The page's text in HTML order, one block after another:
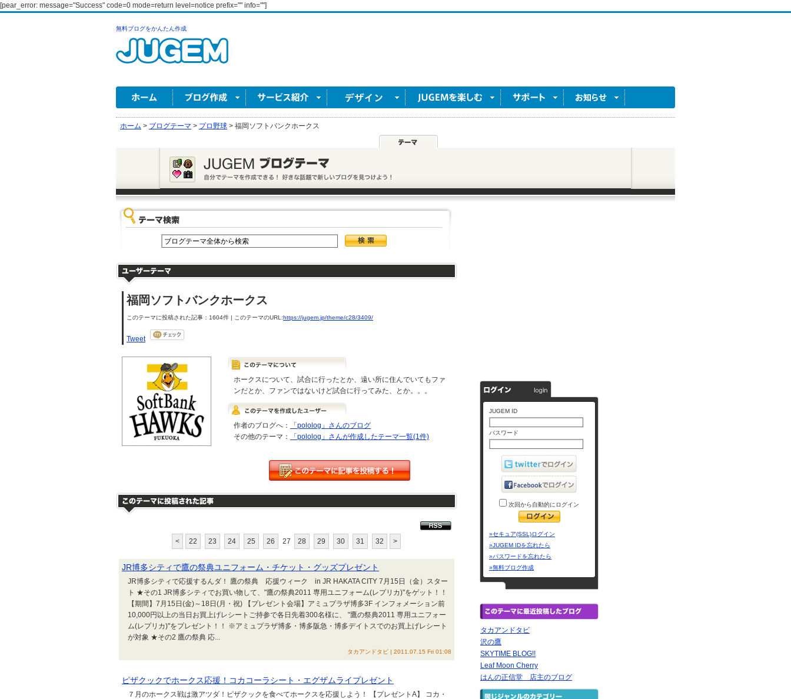
[pear_error: message="Success" code=0 mode=return level=notice prefix="" info=""]
無料ブログをかんたん作成
ホーム > ブログテーマ > プロ野球 > 福岡ソフトバンクホークス
福岡ソフトバンクホークス
このテーマに投稿された記事：1604件 | このテーマのURL:https://jugem.jp/theme/c28/3409/
Tweet
ホークスについて、試合に行ったとか、遠い所に住んでいてもファ
ンだとか、ファンではないけど試合に行ってみた、とか。。。
作者のブログへ：
「pololog」さんのブログ
その他のテーマ：
「pololog」さんが作成したテーマ一覧(1件)
< 22 23 24 25 26 27 28 29 30 31 32 >
JR博多シティで鷹の祭典ユニフォーム・チケット・グッズプレゼント
JR博多シティで応援するんダ！ 鷹の祭典 応援ウィーク in JR HAKATA CITY 7月15日（金）スター
ト ★その1 JR博多シティでお買い物して、"鷹の祭典2011 専用ユニフォーム(レプリカ)"をゲット！！
【期間】7月15日(金)～18日(月・祝) 【プレゼント会場】アミュプラザ博多3F インフォメーション前
10,000円以上の当日お買上げレシートご持参で各日先着300名様に、 "鷹の祭典2011 専用ユニフォー
ム(レプリカ)"をプレゼント！！ ※アミュプラザ博多・博多阪急・博多デイトスでのお買上げレシート
が対象 ★その2 鷹の祭典 応...
タカアンドタビ | 2011.07.15 Fri 01:08
ピザクックでホークス応援！コカコーラシート・エグザムライプレゼント
７月のホークス戦は激アツダ！ピザクックを食べてホークスを応援しよう！ 【プレゼントA】 コカ・
JUGEM ID
パスワード
次回から自動的にログイン
»セキュア(SSL)ログイン
»JUGEM IDを忘れたら
»パスワードを忘れたら
»無料ブログ作成
タカアンドタビ
沢の鷹
SKYTIME BLOG!!
Leaf Moon Cherry
はんの正信堂 店主のブログ